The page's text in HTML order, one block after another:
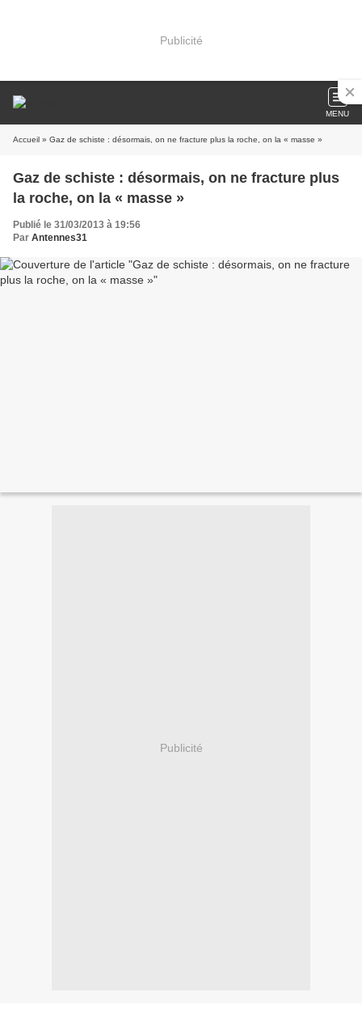
Publicité
MENU
Accueil » Gaz de schiste : désormais, on ne fracture plus la roche, on la « masse »
Gaz de schiste : désormais, on ne fracture plus
la roche, on la « masse »
Publié le 31/03/2013 à 19:56
Par Antennes31
Publicité